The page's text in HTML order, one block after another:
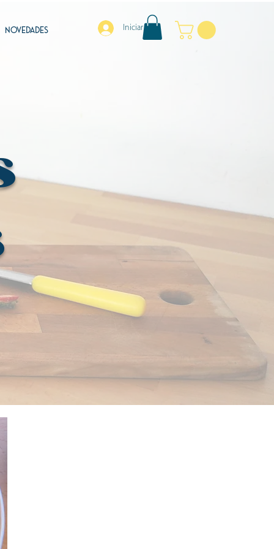
NOVEDADES Iniciar sesión